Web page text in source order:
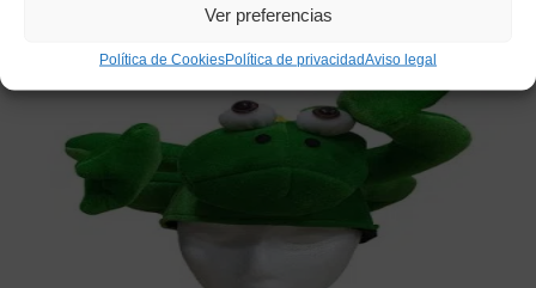
Ver preferencias
Política de CookiesPolítica de privacidadAviso legal